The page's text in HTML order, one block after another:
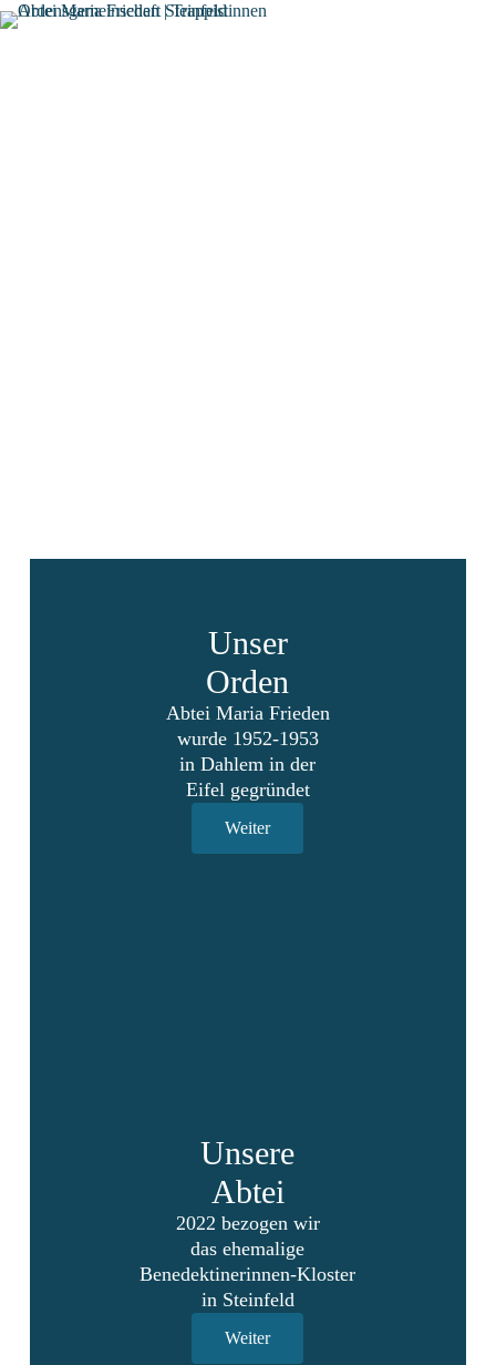
Unser
Orden
Weiter
Abtei Maria Frieden
wurde 1952-1953
in Dahlem in der
Eifel gegründet
Unsere
Abtei
2022 bezogen wir
das ehemalige
Benedektinerinnen-Kloster
in Steinfeld
Weiter